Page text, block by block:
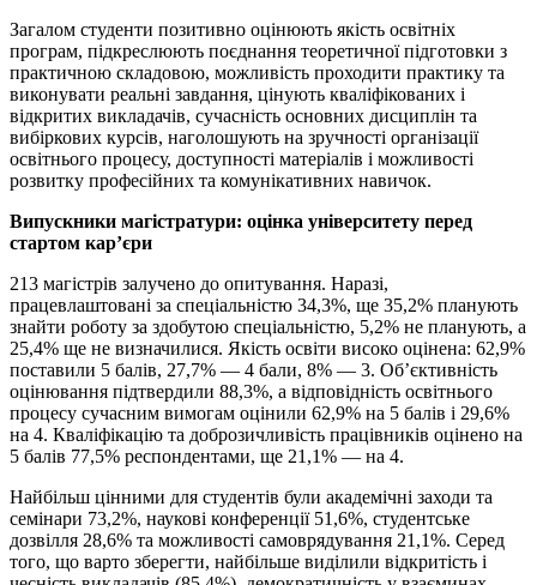
Загалом студенти позитивно оцінюють якість освітніх
програм, підкреслюють поєднання теоретичної підготовки з
практичною складовою, можливість проходити практику та
виконувати реальні завдання, цінують кваліфікованих і
відкритих викладачів, сучасність основних дисциплін та
вибіркових курсів, наголошують на зручності організації
освітнього процесу, доступності матеріалів і можливості
розвитку професійних та комунікативних навичок.
Випускники магістратури: оцінка університету перед
стартом кар’єри
213 магістрів залучено до опитування. Наразі,
працевлаштовані за спеціальністю 34,3%, ще 35,2% планують
знайти роботу за здобутою спеціальністю, 5,2% не планують, а
25,4% ще не визначилися. Якість освіти високо оцінена: 62,9%
поставили 5 балів, 27,7% — 4 бали, 8% — 3. Об’єктивність
оцінювання підтвердили 88,3%, а відповідність освітнього
процесу сучасним вимогам оцінили 62,9% на 5 балів і 29,6%
на 4. Кваліфікацію та доброзичливість працівників оцінено на
5 балів 77,5% респондентами, ще 21,1% — на 4.
Найбільш цінними для студентів були академічні заходи та
семінари 73,2%, наукові конференції 51,6%, студентське
дозвілля 28,6% та можливості самоврядування 21,1%. Серед
того, що варто зберегти, найбільше виділили відкритість і